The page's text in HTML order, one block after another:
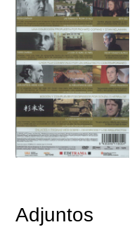
Adjuntos